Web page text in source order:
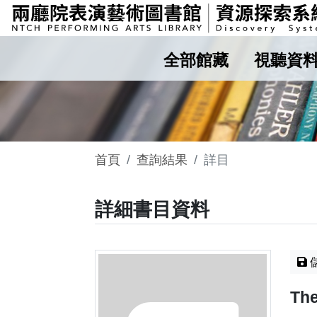
全部館藏 視聽資
首頁 查詢結果 詳目
詳細書目資料